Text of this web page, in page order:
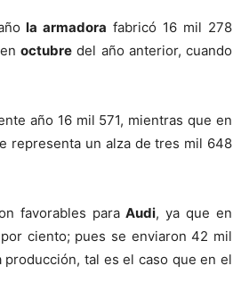
la armadora fabricó 16 mil 278
enoctubre del año anterior, cuando
año 16 mil 571, mientras que en
representa un alza de tres mil 648
favorables paraAudi, ya que en
ciento; pues se enviaron 42 mil
tal es el caso que en el